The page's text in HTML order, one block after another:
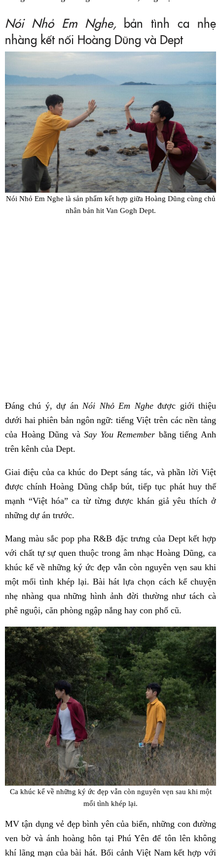
Nói Nhỏ Em Nghe, bản tình ca nhẹ
nhàng kết nối Hoàng Dũng và Dept
Nói Nhỏ Em Nghe là sản phẩm kết hợp giữa Hoàng Dũng cùng chủ
nhân bản hit Van Gogh Dept.
Đáng chú ý, dự ánNói Nhỏ Em Ngheđược giới thiệu
dưới hai phiên bản ngôn ngữ: tiếng Việt trên các nền tảng
của Hoàng Dũng vàSay You Remember bằng tiếng Anh
trên kênh của Dept.
Giai điệu của ca khúc do Dept sáng tác, và phần lời Việt
được chính Hoàng Dũng chắp bút, tiếp tục phát huy thế
mạnh “Việt hóa” ca từ từng được khán giả yêu thích ở
những dự án trước.
Mang màu sắc pop pha R&B đặc trưng của Dept kết hợp
với chất tự sự quen thuộc trong âm nhạc Hoàng Dũng, ca
khúc kể về những ký ức đẹp vẫn còn nguyên vẹn sau khi
một mối tình khép lại. Bài hát lựa chọn cách kể chuyện
nhẹ nhàng qua những hình ảnh đời thường như tách cà
phê nguội, căn phòng ngập nắng hay con phố cũ.
Ca khúc kể về những ký ức đẹp vẫn còn nguyên vẹn sau khi một
mối tình khép lại.
MV tận dụng vẻ đẹp bình yên của biển, những con đường
ven bờ và ánh hoàng hôn tại Phú Yên để tôn lên không
khí lãng mạn của bài hát. Bối cảnh Việt Nam kết hợp với